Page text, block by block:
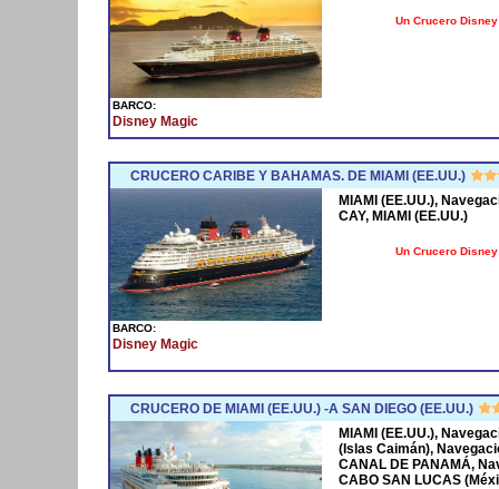
BARCO:
Disney Magic
Un Crucero
CRUCERO CARIBE Y BAHAMAS. DE MIAMI (EE.UU.)
BARCO:
Disney Magic
MIAMI (EE.UU.),
CAY, MIAMI (EE.UU.)
Un Crucero
CRUCERO DE MIAMI (EE.UU.) -A SAN DIEGO (EE.UU.)
MIAMI (EE.UU.),
(Islas Caimán),
CANAL DE PANAMÁ,
CABO SAN LUCAS